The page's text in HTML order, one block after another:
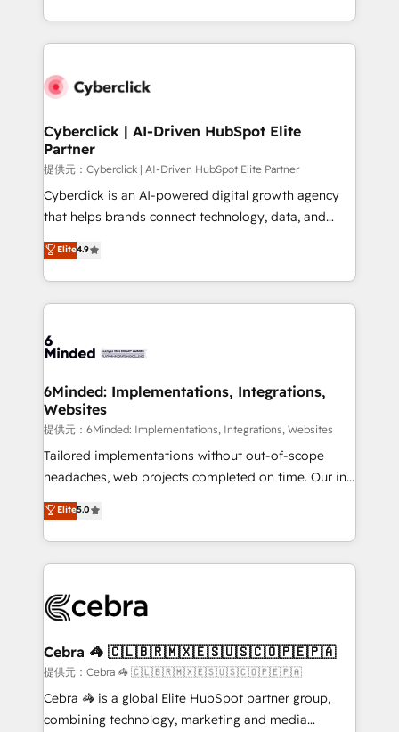
America. From casual user to super fan: make
Canada, we’ve delivered thousands of successful
HubSpot projects for mid-market and enterprise
combine HubSpot, data, and AI to design connected
and technology for predictable, scalable revenue
growth. Our expertise spans RevOps, CRM and data
architecture, AI enablement, and strategic marketing,
delivered through our proprietary FLAIR framework
for responsible AI adoption. As a HubSpot Elite
we blend strategy, creativity, and technology to help
organisations scale smarter and grow stronger.
Cyberclick | AI-Driven HubSpot Elite
Partner
提供元：Cyberclick | AI-Driven HubSpot Elite Partner
Cyberclick is an AI-powered digital growth agency
that helps brands connect technology, data, and
creativity to achieve measurable results. Founded in
Barcelona and operating across Spain, LATAM, and
the UK, we support global companies in building
smarter marketing, sales, and customer success
Iberia (Spain & Portugal), we combine human insight
growth. Our multidisciplinary team designs solutions
that simplify complexity, boost performance, and
turn innovation into real impact. 🌍 Highlights •
HubSpot Partner since 2012 • 2022 EMEA Impact
Award: Best Integration • 150+ successful HubSpot
technology for integrations • Multilingual team:
English, Spanish, Portuguese & Italian 👉 Grow
Elite4.9
6Minded: Implementations, Integrations,
Websites
提供元：6Minded: Implementations, Integrations, Websites
Tailored implementations without out-of-scope
headaches, web projects completed on time. Our in-
house team of certified CRM architects, experts,
developers, designers, and marketers handles all
aspects of your HubSpot. ✨ 400+ global clients ✨
100+ seamless migrations from 15+ different CRMs
implementations, and 5,000+ pages ✨ CS: Clients
CS: 245% organic growth & +751% new visitors for a
full-funnel HubSpot project ✨ CS: 415% conversion
boost with a new HubSpot site Recognized leaders:
🏆 HubSpot Platform Migration Impact Award 🏆
Elite5.0
Cebra 🦓 🇨🇱🇧🇷🇲🇽🇪🇸🇺🇸🇨🇴🇵🇪🇵🇦
提供元：Cebra 🦓 🇨🇱🇧🇷🇲🇽🇪🇸🇺🇸🇨🇴🇵🇪🇵🇦
Cebra 🦓 is a global Elite HubSpot partner group,
combining technology, marketing and media